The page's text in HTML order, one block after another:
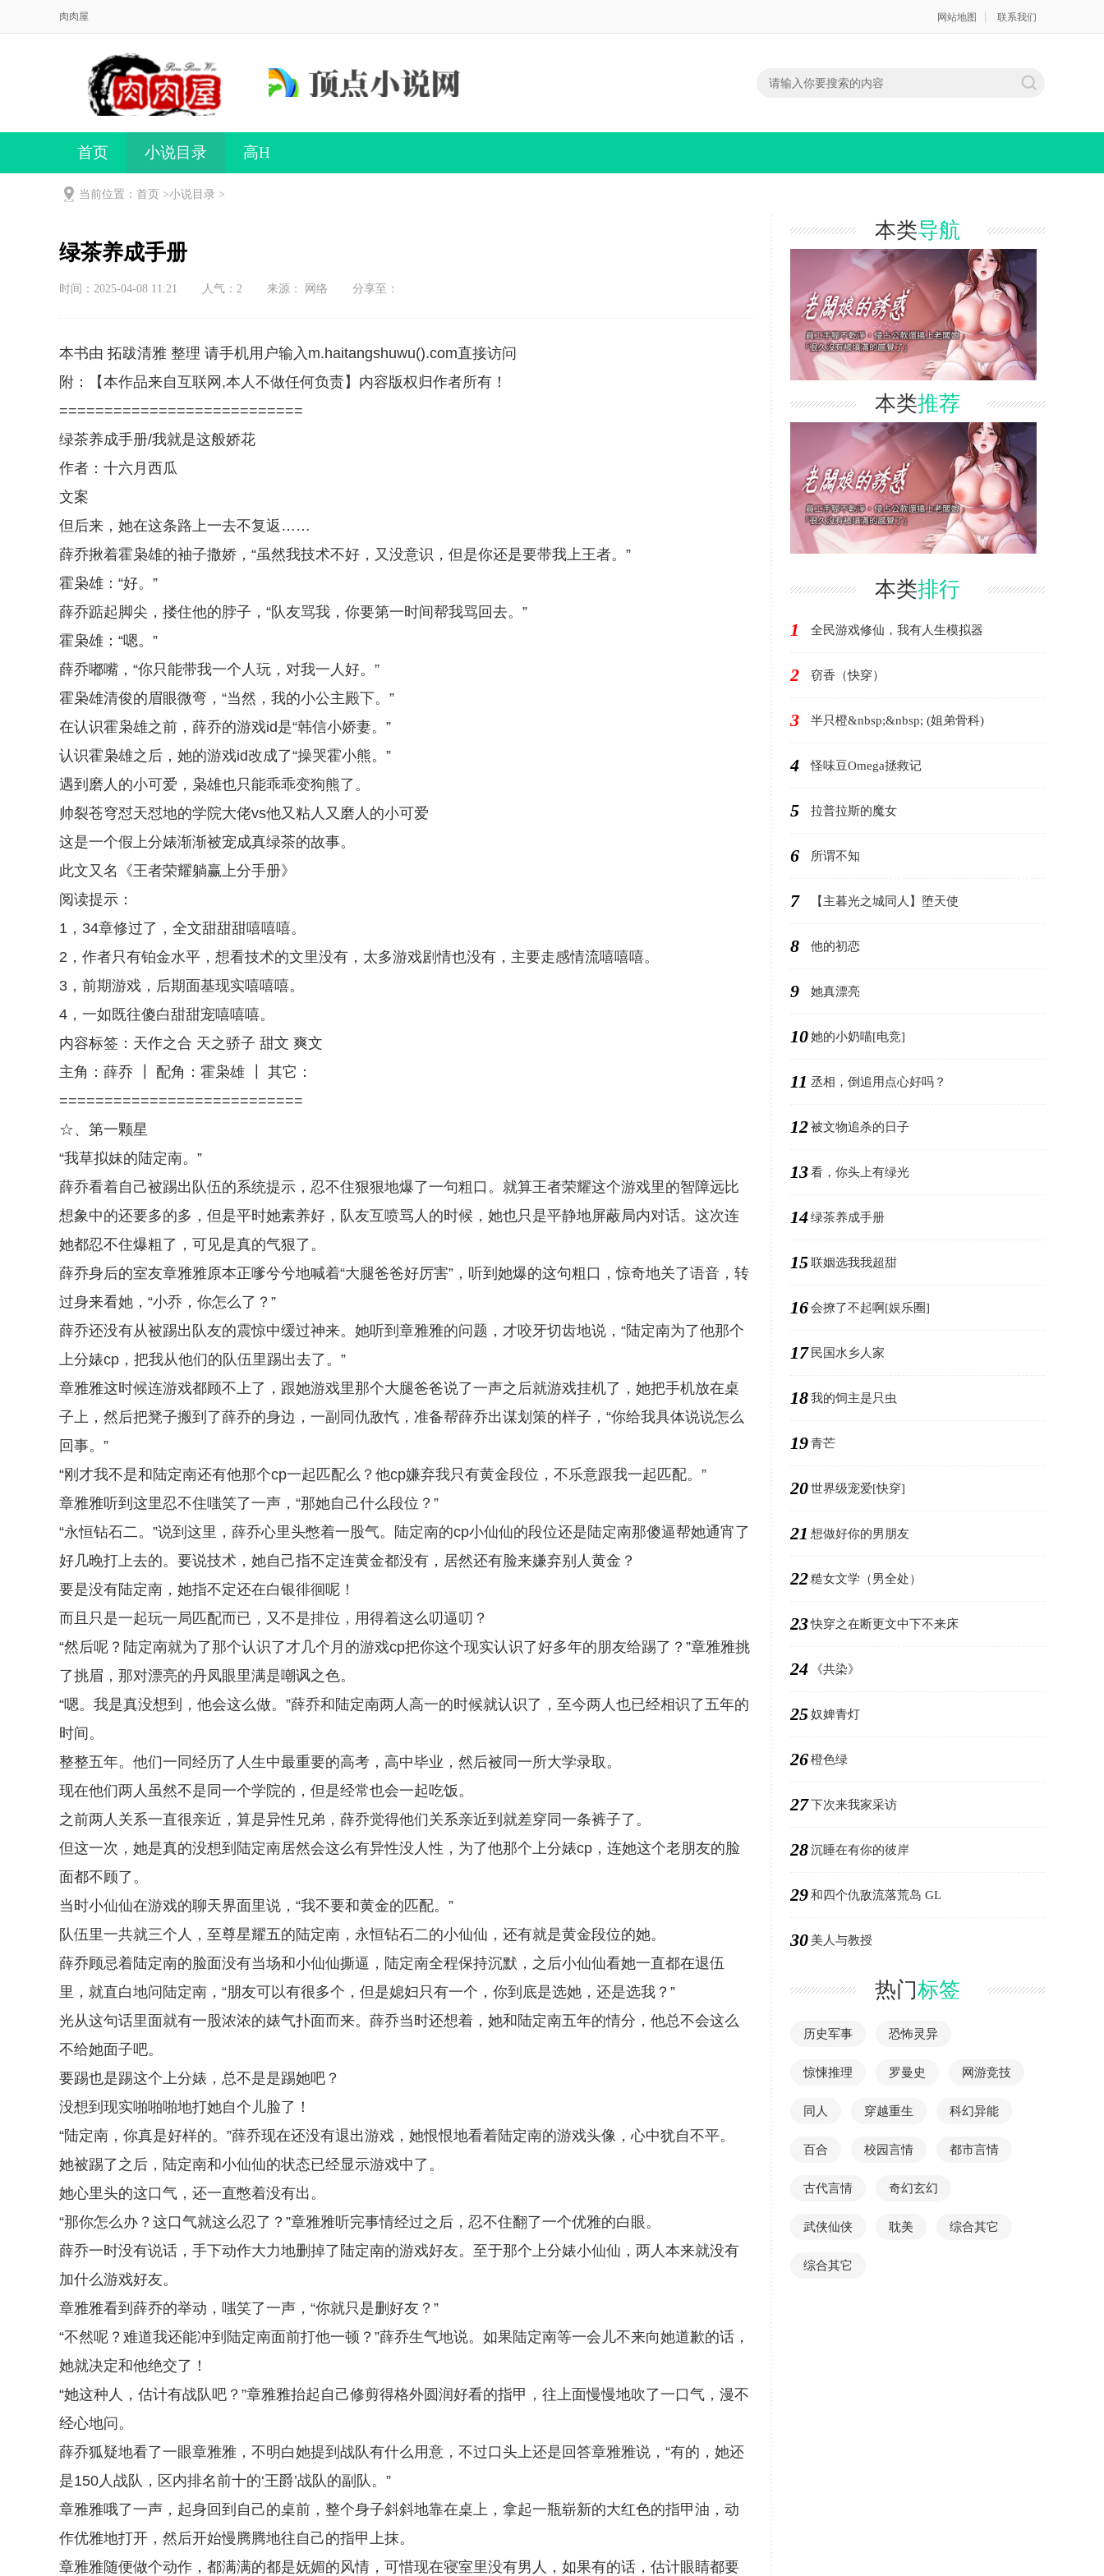
肉肉屋 网站地图 联系我们
首页 小说目录 高H
当前位置：首页 >小说目录 >
绿茶养成手册
时间：2025-04-08 11:21 人气： 2 来源： 网络 分享至：
本书由 拓跋清雅 整理 请手机用户输入m.haitangshuwu().com直接访问
附：【本作品来自互联网,本人不做任何负责】内容版权归作者所有！
===========================
绿茶养成手册/我就是这般娇花
作者：十六月西瓜
文案
但后来，她在这条路上一去不复返……
薛乔揪着霍枭雄的袖子撒娇，“虽然我技术不好，又没意识，但是你还是要带我上王者。”
霍枭雄：“好。”
薛乔踮起脚尖，搂住他的脖子，“队友骂我，你要第一时间帮我骂回去。”
霍枭雄：“嗯。”
薛乔嘟嘴，“你只能带我一个人玩，对我一人好。”
霍枭雄清俊的眉眼微弯，“当然，我的小公主殿下。”
在认识霍枭雄之前，薛乔的游戏id是“韩信小娇妻。”
认识霍枭雄之后，她的游戏id改成了“操哭霍小熊。”
遇到磨人的小可爱，枭雄也只能乖乖变狗熊了。
帅裂苍穹怼天怼地的学院大佬vs他又粘人又磨人的小可爱
这是一个假上分婊渐渐被宠成真绿茶的故事。
此文又名《王者荣耀躺赢上分手册》
阅读提示：
1，34章修过了，全文甜甜甜嘻嘻嘻。
2，作者只有铂金水平，想看技术的文里没有，太多游戏剧情也没有，主要走感情流嘻嘻嘻。
3，前期游戏，后期面基现实嘻嘻嘻。
4，一如既往傻白甜甜宠嘻嘻嘻。
内容标签：天作之合 天之骄子 甜文 爽文
主角：薛乔 ┃ 配角：霍枭雄 ┃ 其它：
===========================
☆、第一颗星
“我草拟妹的陆定南。”
薛乔看着自己被踢出队伍的系统提示，忍不住狠狠地爆了一句粗口。就算王者荣耀这个游戏里的智障远比
想象中的还要多的多，但是平时她素养好，队友互喷骂人的时候，她也只是平静地屏蔽局内对话。这次连
她都忍不住爆粗了，可见是真的气狠了。
薛乔身后的室友章雅雅原本正嗲兮兮地喊着“大腿爸爸好厉害”，听到她爆的这句粗口，惊奇地关了语音，转
过身来看她，“小乔，你怎么了？”
薛乔还没有从被踢出队友的震惊中缓过神来。她听到章雅雅的问题，才咬牙切齿地说，“陆定南为了他那个
上分婊cp，把我从他们的队伍里踢出去了。”
章雅雅这时候连游戏都顾不上了，跟她游戏里那个大腿爸爸说了一声之后就游戏挂机了，她把手机放在桌
子上，然后把凳子搬到了薛乔的身边，一副同仇敌忾，准备帮薛乔出谋划策的样子，“你给我具体说说怎么
回事。”
“刚才我不是和陆定南还有他那个cp一起匹配么？他cp嫌弃我只有黄金段位，不乐意跟我一起匹配。”
章雅雅听到这里忍不住嗤笑了一声，“那她自己什么段位？”
“永恒钻石二。”说到这里，薛乔心里头憋着一股气。陆定南的cp小仙仙的段位还是陆定南那傻逼帮她通宵了
好几晚打上去的。要说技术，她自己指不定连黄金都没有，居然还有脸来嫌弃别人黄金？
要是没有陆定南，她指不定还在白银徘徊呢！
而且只是一起玩一局匹配而已，又不是排位，用得着这么叨逼叨？
“然后呢？陆定南就为了那个认识了才几个月的游戏cp把你这个现实认识了好多年的朋友给踢了？”章雅雅挑
了挑眉，那对漂亮的丹凤眼里满是嘲讽之色。
“嗯。我是真没想到，他会这么做。”薛乔和陆定南两人高一的时候就认识了，至今两人也已经相识了五年的
时间。
整整五年。他们一同经历了人生中最重要的高考，高中毕业，然后被同一所大学录取。
现在他们两人虽然不是同一个学院的，但是经常也会一起吃饭。
之前两人关系一直很亲近，算是异性兄弟，薛乔觉得他们关系亲近到就差穿同一条裤子了。
但这一次，她是真的没想到陆定南居然会这么有异性没人性，为了他那个上分婊cp，连她这个老朋友的脸
面都不顾了。
当时小仙仙在游戏的聊天界面里说，“我不要和黄金的匹配。”
队伍里一共就三个人，至尊星耀五的陆定南，永恒钻石二的小仙仙，还有就是黄金段位的她。
薛乔顾忌着陆定南的脸面没有当场和小仙仙撕逼，陆定南全程保持沉默，之后小仙仙看她一直都在退伍
里，就直白地问陆定南，“朋友可以有很多个，但是媳妇只有一个，你到底是选她，还是选我？”
光从这句话里面就有一股浓浓的婊气扑面而来。薛乔当时还想着，她和陆定南五年的情分，他总不会这么
不给她面子吧。
要踢也是踢这个上分婊，总不是是踢她吧？
没想到现实啪啪啪地打她自个儿脸了！
“陆定南，你真是好样的。”薛乔现在还没有退出游戏，她恨恨地看着陆定南的游戏头像，心中犹自不平。
她被踢了之后，陆定南和小仙仙的状态已经显示游戏中了。
她心里头的这口气，还一直憋着没有出。
“那你怎么办？这口气就这么忍了？”章雅雅听完事情经过之后，忍不住翻了一个优雅的白眼。
薛乔一时没有说话，手下动作大力地删掉了陆定南的游戏好友。至于那个上分婊小仙仙，两人本来就没有
加什么游戏好友。
章雅雅看到薛乔的举动，嗤笑了一声，“你就只是删好友？”
“不然呢？难道我还能冲到陆定南面前打他一顿？”薛乔生气地说。如果陆定南等一会儿不来向她道歉的话，
她就决定和他绝交了！
“她这种人，估计有战队吧？”章雅雅抬起自己修剪得格外圆润好看的指甲，往上面慢慢地吹了一口气，漫不
经心地问。
薛乔狐疑地看了一眼章雅雅，不明白她提到战队有什么用意，不过口头上还是回答章雅雅说，“有的，她还
是150人战队，区内排名前十的‘王爵’战队的副队。”
章雅雅哦了一声，起身回到自己的桌前，整个身子斜斜地靠在桌上，拿起一瓶崭新的大红色的指甲油，动
作优雅地打开，然后开始慢腾腾地往自己的指甲上抹。
章雅雅随便做个动作，都满满的都是妩媚的风情，可惜现在寝室里没有男人，如果有的话，估计眼睛都要
本类导航
本类推荐
本类排行
1 全民游戏修仙，我有人生模拟器
2 窃香（快穿）
3 半只橙&nbsp;&nbsp; (姐弟骨科)
4 怪味豆Omega拯救记
5 拉普拉斯的魔女
6 所谓不知
7 【主暮光之城同人】堕天使
8 他的初恋
9 她真漂亮
10她的小奶喵[电竞]
11 丞相，倒追用点心好吗？
12被文物追杀的日子
13看，你头上有绿光
14绿茶养成手册
15联姻选我我超甜
16会撩了不起啊[娱乐圈]
17 民国水乡人家
18我的饲主是只虫
19青芒
20世界级宠爱[快穿]
21 想做好你的男朋友
22糙女文学（男全处）
23快穿之在断更文中下不来床
24 《共染》
25奴婢青灯
26橙色绿
27下次来我家采访
28沉睡在有你的彼岸
29和四个仇敌流落荒岛 GL
30 美人与教授
热门标签
历史军事 恐怖灵异
惊悚推理 罗曼史 网游竞技
同人 穿越重生 科幻异能
百合 校园言情 都市言情
古代言情 奇幻玄幻
武侠仙侠 耽美 综合其它
综合其它